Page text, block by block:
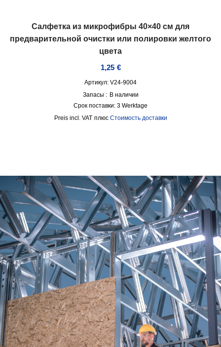
Салфетка из микрофибры 40×40 см для
предварительной очистки или полировки желтого
цвета
1,25 €
Артикул: V24-9004
Запасы : В наличии
Срок поставки: 3 Werktage
incl. VAT плюс Стоимость доставки